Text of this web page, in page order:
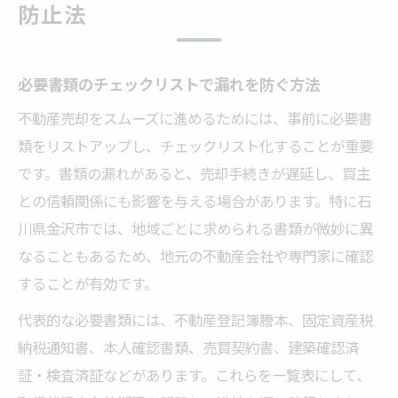
防止法
必要書類のチェックリストで漏れを防ぐ方法
不動産売却をスムーズに進めるためには、事前に必要書
類をリストアップし、チェックリスト化することが重要
です。書類の漏れがあると、売却手続きが遅延し、買主
との信頼関係にも影響を与える場合があります。特に石
川県金沢市では、地域ごとに求められる書類が微妙に異
なることもあるため、地元の不動産会社や専門家に確認
することが有効です。
代表的な必要書類には、不動産登記簿謄本、固定資産税
納税通知書、本人確認書類、売買契約書、建築確認済
証・検査済証などがあります。これらを一覧表にして、